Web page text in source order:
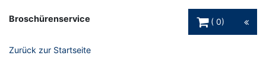
Broschürenservice
0
Zurück zur Startseite